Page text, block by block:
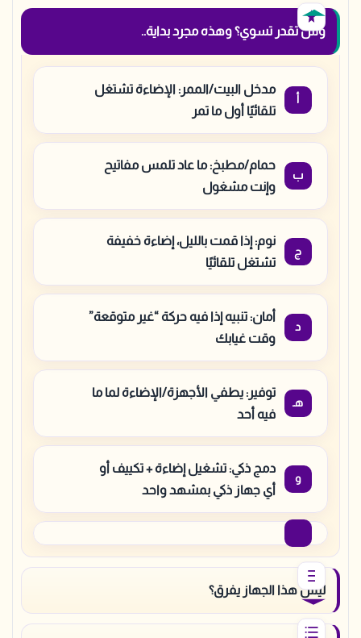
وش تقدر تسوي؟ وهذه مجرد بداية..
مدخل البيت/الممر: الإضاءة تشتغل
تلقائيًا أول ما تمر
حمام/مطبخ: ما عاد تلمس مفاتيح
وإنت مشغول
نوم: إذا قمت بالليل، إضاءة خفيفة
تشتغل تلقائيًا
أمان: تنبيه إذا فيه حركة “غير متوقعة”
وقت غيابك
توفير: يطفي الأجهزة/الإضاءة لما ما
فيه أحد
دمج ذكي: تشغيل إضاءة + تكييف أو
أي جهاز ذكي بمشهد واحد
ليش هذا الجهاز يفرق؟